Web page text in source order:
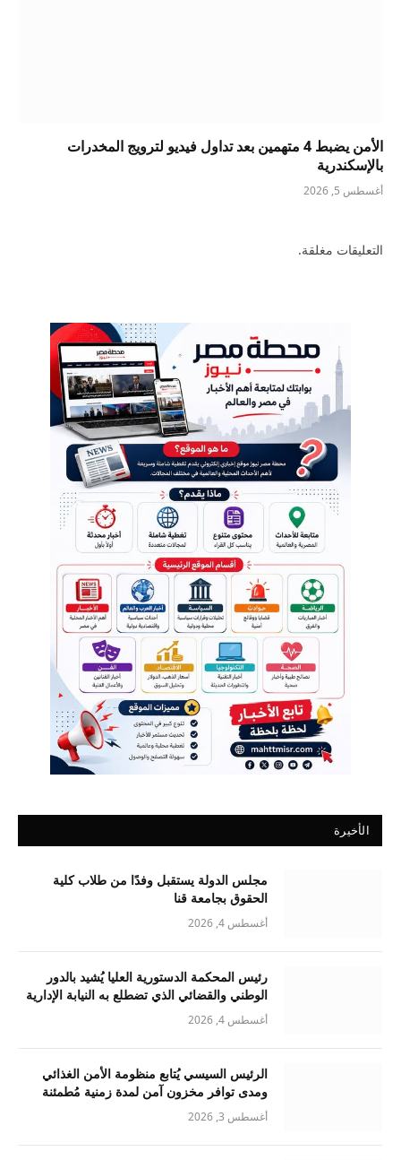
الأمن يضبط 4 متهمين بعد تداول فيديو لترويج المخدرات
بالإسكندرية
أغسطس 5, 2026
التعليقات مغلقة.
الأخيرة
مجلس الدولة يستقبل وفدًا من طلاب كلية
الحقوق بجامعة قنا
أغسطس 4, 2026
رئيس المحكمة الدستورية العليا يُشيد بالدور
الوطني والقضائي الذي تضطلع به النيابة الإدارية
أغسطس 4, 2026
الرئيس السيسي يُتابع منظومة الأمن الغذائي
ومدى توافر مخزون آمن لمدة زمنية مُطمئنة
أغسطس 3, 2026